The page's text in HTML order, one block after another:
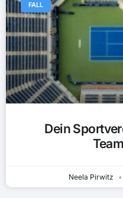
FALL
Dein
Neela Pirwitz